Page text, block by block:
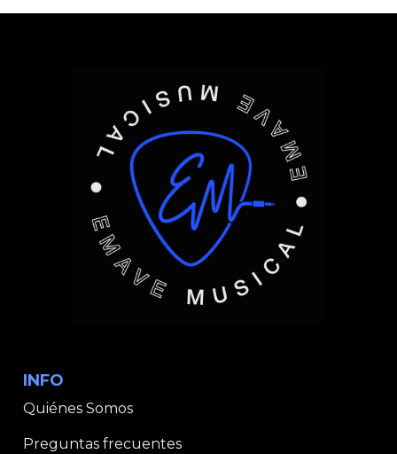
INFO
Quiénes Somos
Preguntas frecuentes